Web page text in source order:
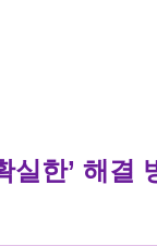
실한’ 해결